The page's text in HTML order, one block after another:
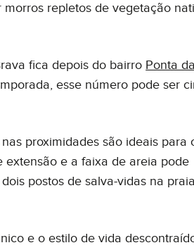
repletos de vegetação
fica depois do bairro Ponta
esse número pode ser
proximidades são ideais para
extensão e a faixa de areia pode
postos de salva-vidas na praia
e o estilo de vida